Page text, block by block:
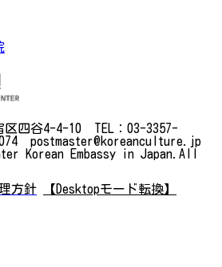
区四谷4-4-10 TEL：03-3357-
postmaster@koreanculture.jp
Korean Embassy in Japan.All
方針
【Desktopモード転換】